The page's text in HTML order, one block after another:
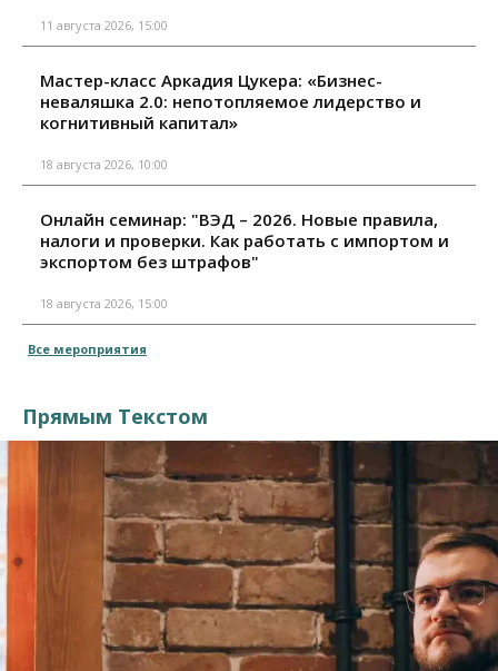
11 августа 2026, 15:00
Мастер-класс Аркадия Цукера: «Бизнес-
неваляшка 2.0: непотопляемое лидерство и
когнитивный капитал»
18 августа 2026, 10:00
Онлайн семинар: "ВЭД – 2026. Новые правила,
налоги и проверки. Как работать с импортом и
экспортом без штрафов"
18 августа 2026, 15:00
Все мероприятия
Прямым Текстом